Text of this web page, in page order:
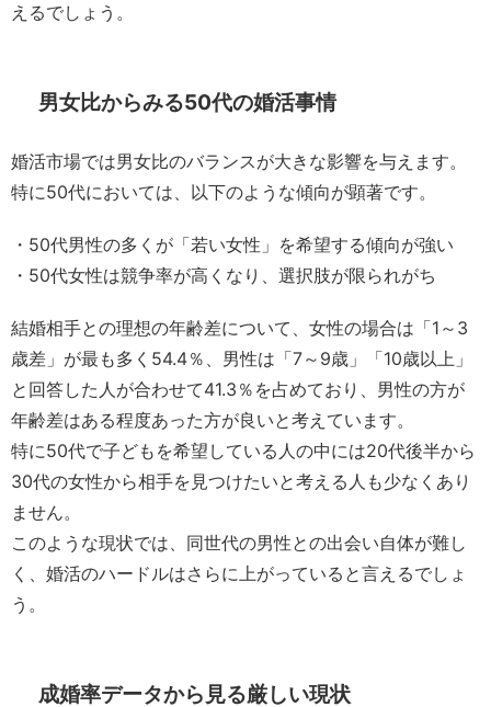
えるでしょう。
男女比からみる50代の婚活事情
婚活市場では男女比のバランスが大きな影響を与えます。
特に50代においては、以下のような傾向が顕著です。
・50代男性の多くが「若い女性」を希望する傾向が強い
・50代女性は競争率が高くなり、選択肢が限られがち
結婚相手との理想の年齢差について、女性の場合は「1～3
歳差」が最も多く54.4％、男性は「7～9歳」「10歳以上」
と回答した人が合わせて41.3％を占めており、男性の方が
年齢差はある程度あった方が良いと考えています。
特に50代で子どもを希望している人の中には20代後半から
30代の女性から相手を見つけたいと考える人も少なくあり
ません。
このような現状では、同世代の男性との出会い自体が難し
く、婚活のハードルはさらに上がっていると言えるでしょ
う。
成婚率データから見る厳しい現状